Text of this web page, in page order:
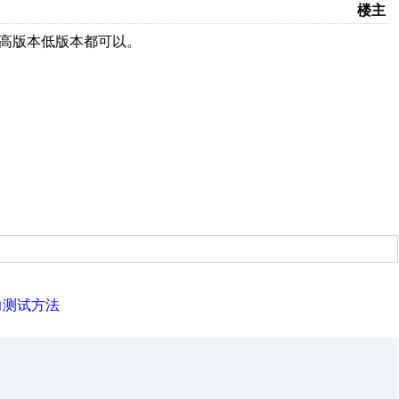
楼主
版本低版本都可以。
试方法